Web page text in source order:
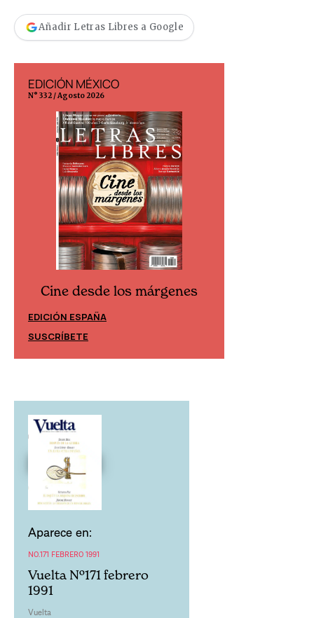
Añadir Letras Libres a Google
EDICIÓN MÉXICO
N° 332 / Agosto 2026
Cine desde los márgenes
EDICIÓN ESPAÑA
SUSCRÍBETE
Aparece en:
NO.171 FEBRERO 1991
Vuelta Nº171 febrero
1991
Vuelta